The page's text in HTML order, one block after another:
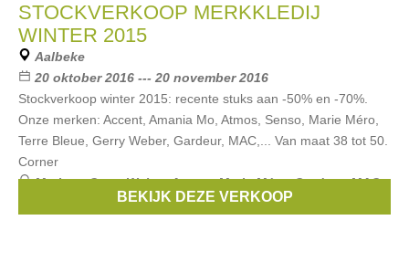
STOCKVERKOOP MERKKLEDIJ
WINTER 2015
Aalbeke
20 oktober 2016 --- 20 november 2016
Stockverkoop winter 2015: recente stuks aan -50% en -70%.
Onze merken: Accent, Amania Mo, Atmos, Senso, Marie Méro,
Terre Bleue, Gerry Weber, Gardeur, MAC,... Van maat 38 tot 50.
Corner
Merken:Gerry Weber,Atmos,Marie Méro,Gardeur,MAC,
BEKIJK DEZE VERKOOP